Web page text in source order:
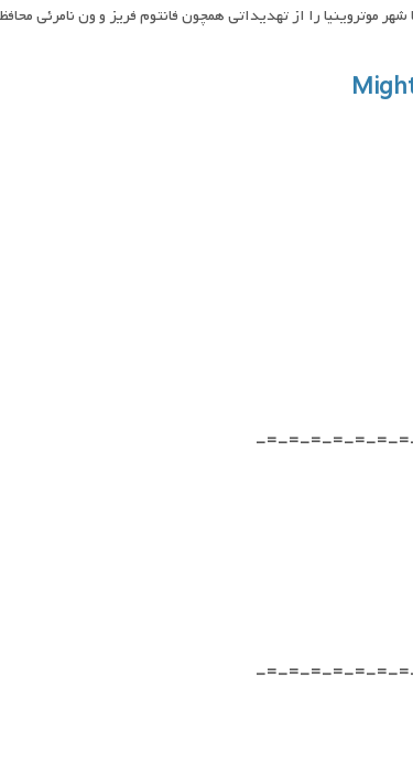
موتروینیا را از تهدیداتی همچون فانتوم فریز و ون نامرئی
-=-=-=-=-=-=-
-=-=-=-=-=-=-